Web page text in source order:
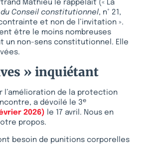
Mathieu le rappelait (« La
Conseil constitutionnel, n° 21,
et non de l’invitation ».
être le moins nombreuses
un non-sens constitutionnel. Elle
» inquiétant
l’amélioration de la protection
a dévoilé le 3e
2026) le 17 avril. Nous en
propos.
besoin de punitions corporelles